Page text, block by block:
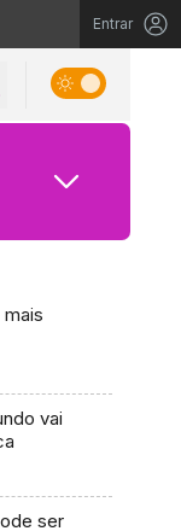
Entrar
vai
ser